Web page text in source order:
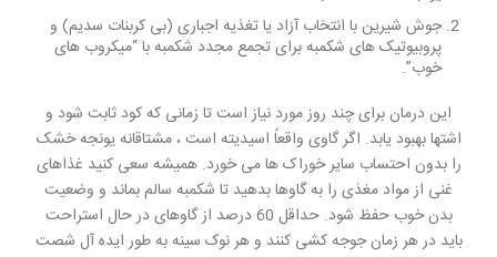
جوش شیرین با انتخاب آزاد یا تغذیه اجباری (بی کربنات سدیم) و
پروبیوتیک های شکمبه برای تجمع مجدد شکمبه با “میکروب های
خوب”.
این درمان برای چند روز مورد نیاز است تا زمانی که کود ثابت شود و
اشتها بهبود یابد. اگر گاوی واقعاً اسیدیته است ، مشتاقانه یونجه خشک
را بدون احتساب سایر خوراک ها می خورد. همیشه سعی کنید غذاهای
غنی از مواد مغذی را به گاوها بدهید تا شکمبه سالم بماند و وضعیت
بدن خوب حفظ شود. حداقل 60 درصد از گاوهای در حال استراحت
باید در هر زمان جوجه کشی کنند و هر نوک سینه به طور ایده آل شصت